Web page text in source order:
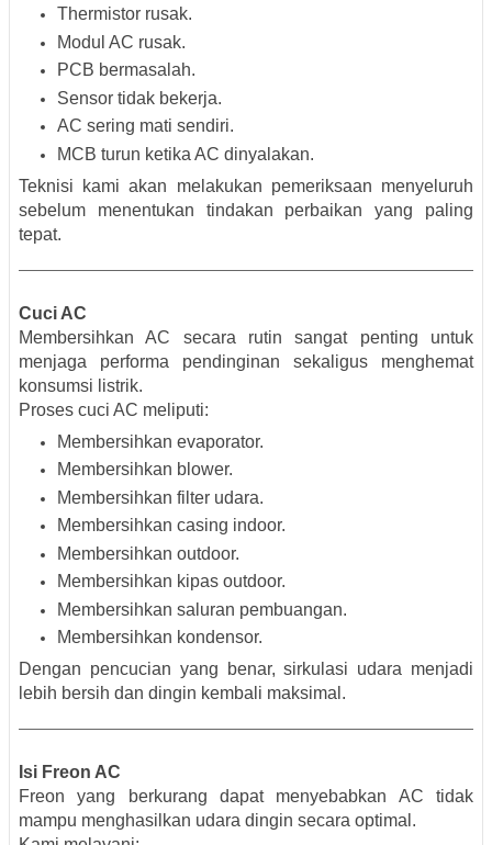
Thermistor rusak.
Modul AC rusak.
PCB bermasalah.
Sensor tidak bekerja.
AC sering mati sendiri.
MCB turun ketika AC dinyalakan.
Teknisi kami akan melakukan pemeriksaan menyeluruh
sebelum menentukan tindakan perbaikan yang paling
tepat.
Cuci AC
Membersihkan AC secara rutin sangat penting untuk
menjaga performa pendinginan sekaligus menghemat
konsumsi listrik.
Proses cuci AC meliputi:
Membersihkan evaporator.
Membersihkan blower.
Membersihkan filter udara.
Membersihkan casing indoor.
Membersihkan outdoor.
Membersihkan kipas outdoor.
Membersihkan saluran pembuangan.
Membersihkan kondensor.
Dengan pencucian yang benar, sirkulasi udara menjadi
lebih bersih dan dingin kembali maksimal.
Isi Freon AC
Freon yang berkurang dapat menyebabkan AC tidak
mampu menghasilkan udara dingin secara optimal.